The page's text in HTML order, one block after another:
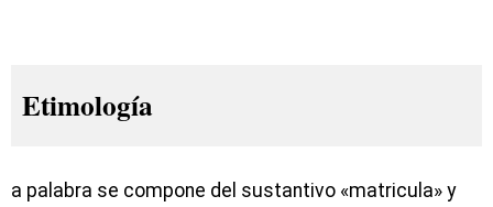
Etimología
a palabra se compone del sustantivo «matricula» y